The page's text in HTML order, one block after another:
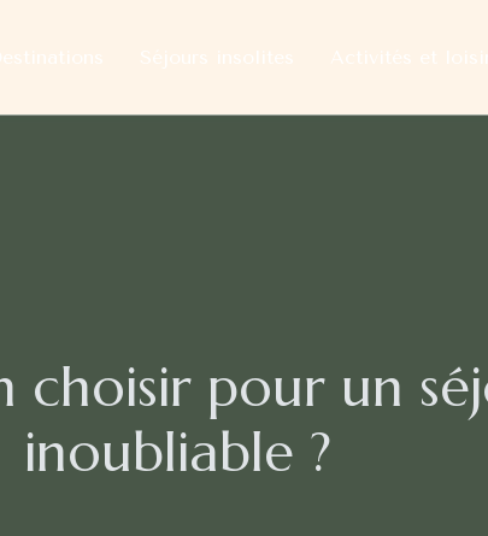
choisir pour un
inoubliable ?